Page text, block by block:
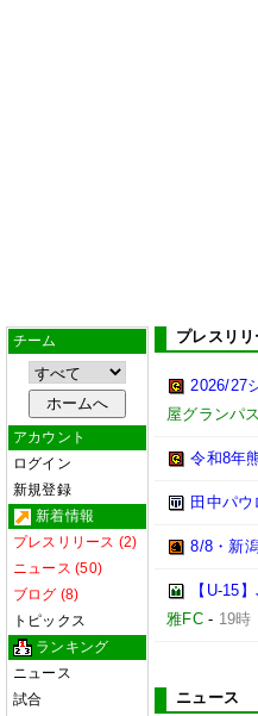
チーム
アカウント
ログイン
新規登録
新着情報
プレスリリース (2)
ニュース (50)
ブログ (8)
トピックス
ランキング
ニュース
試合
プレスリリ
2026/27
屋グランパス
令和8年
田中パ
8/8・新
【U-15
雅FC- 19時
ニュース